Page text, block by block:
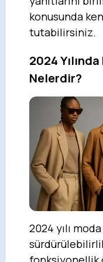
konusunda
tutabilirsiniz.
2024
Nelerdir?
2024 yılı